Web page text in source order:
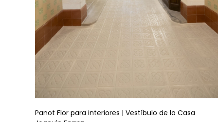
Panot Flor para interiores | Vestíbulo de la Casa